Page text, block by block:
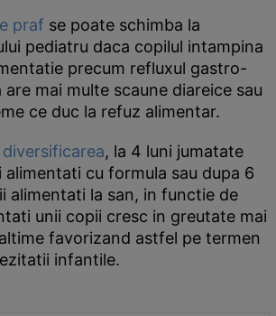
praf se poate schimba la
pediatru daca copilul intampina
precum refluxul gastro-
mai multe scaune diareice sau
ce duc la refuz alimentar.
diversificarea, la 4 luni jumatate
alimentati cu formula sau dupa 6
alimentati la san, in functie de
unii copii cresc in greutate mai
favorizand astfel pe termen
infantile.